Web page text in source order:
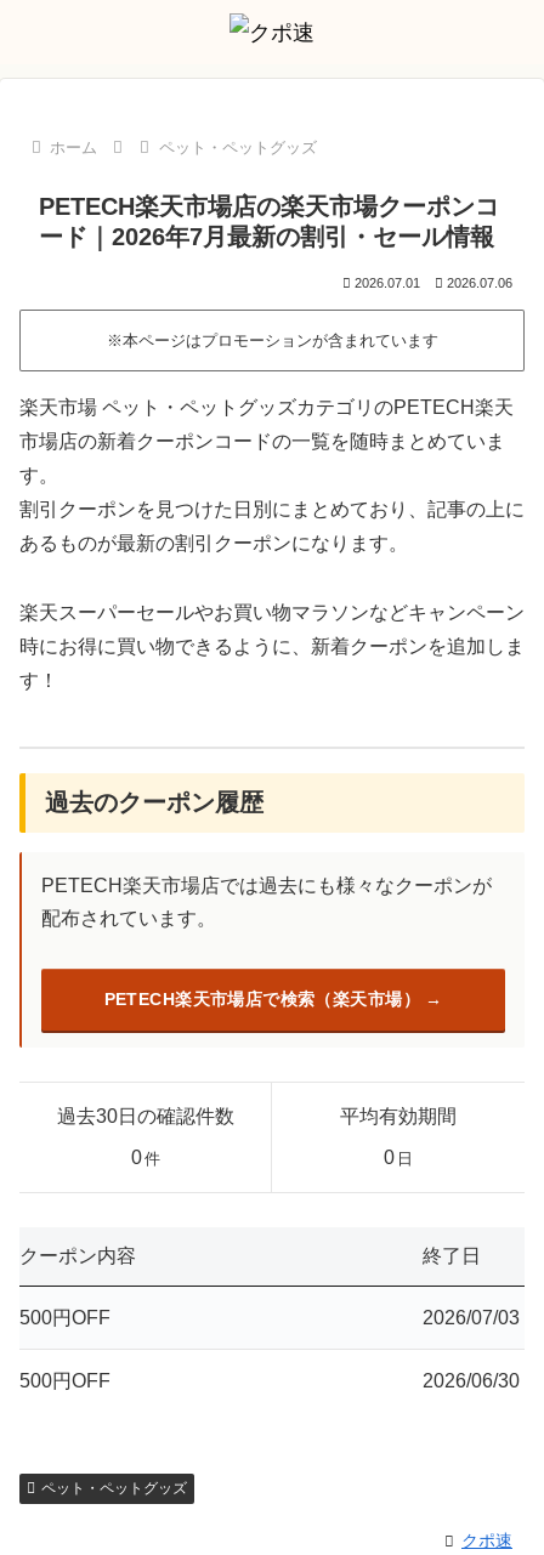
ホーム ペット・ペットグッズ
PETECH楽天市場店の楽天市場クーポンコ
ード｜2026年7月最新の割引・セール情報
2026.07.01 2026.07.06
※本ページはプロモーションが含まれています
楽天市場 ペット・ペットグッズカテゴリのPETECH楽天
市場店の新着クーポンコードの一覧を随時まとめていま
す。
割引クーポンを見つけた日別にまとめており、記事の上に
あるものが最新の割引クーポンになります。
楽天スーパーセールやお買い物マラソンなどキャンペーン
時にお得に買い物できるように、新着クーポンを追加しま
す！
過去のクーポン履歴
PETECH楽天市場店では過去にも様々なクーポンが
配布されています。
PETECH楽天市場店で検索（楽天市場）
過去30日の確認件数
0件
平均有効期間
0 日
クーポン内容 終了日
500円OFF 2026/07/03
500円OFF 2026/06/30
ペット・ペットグッズ
クポ速